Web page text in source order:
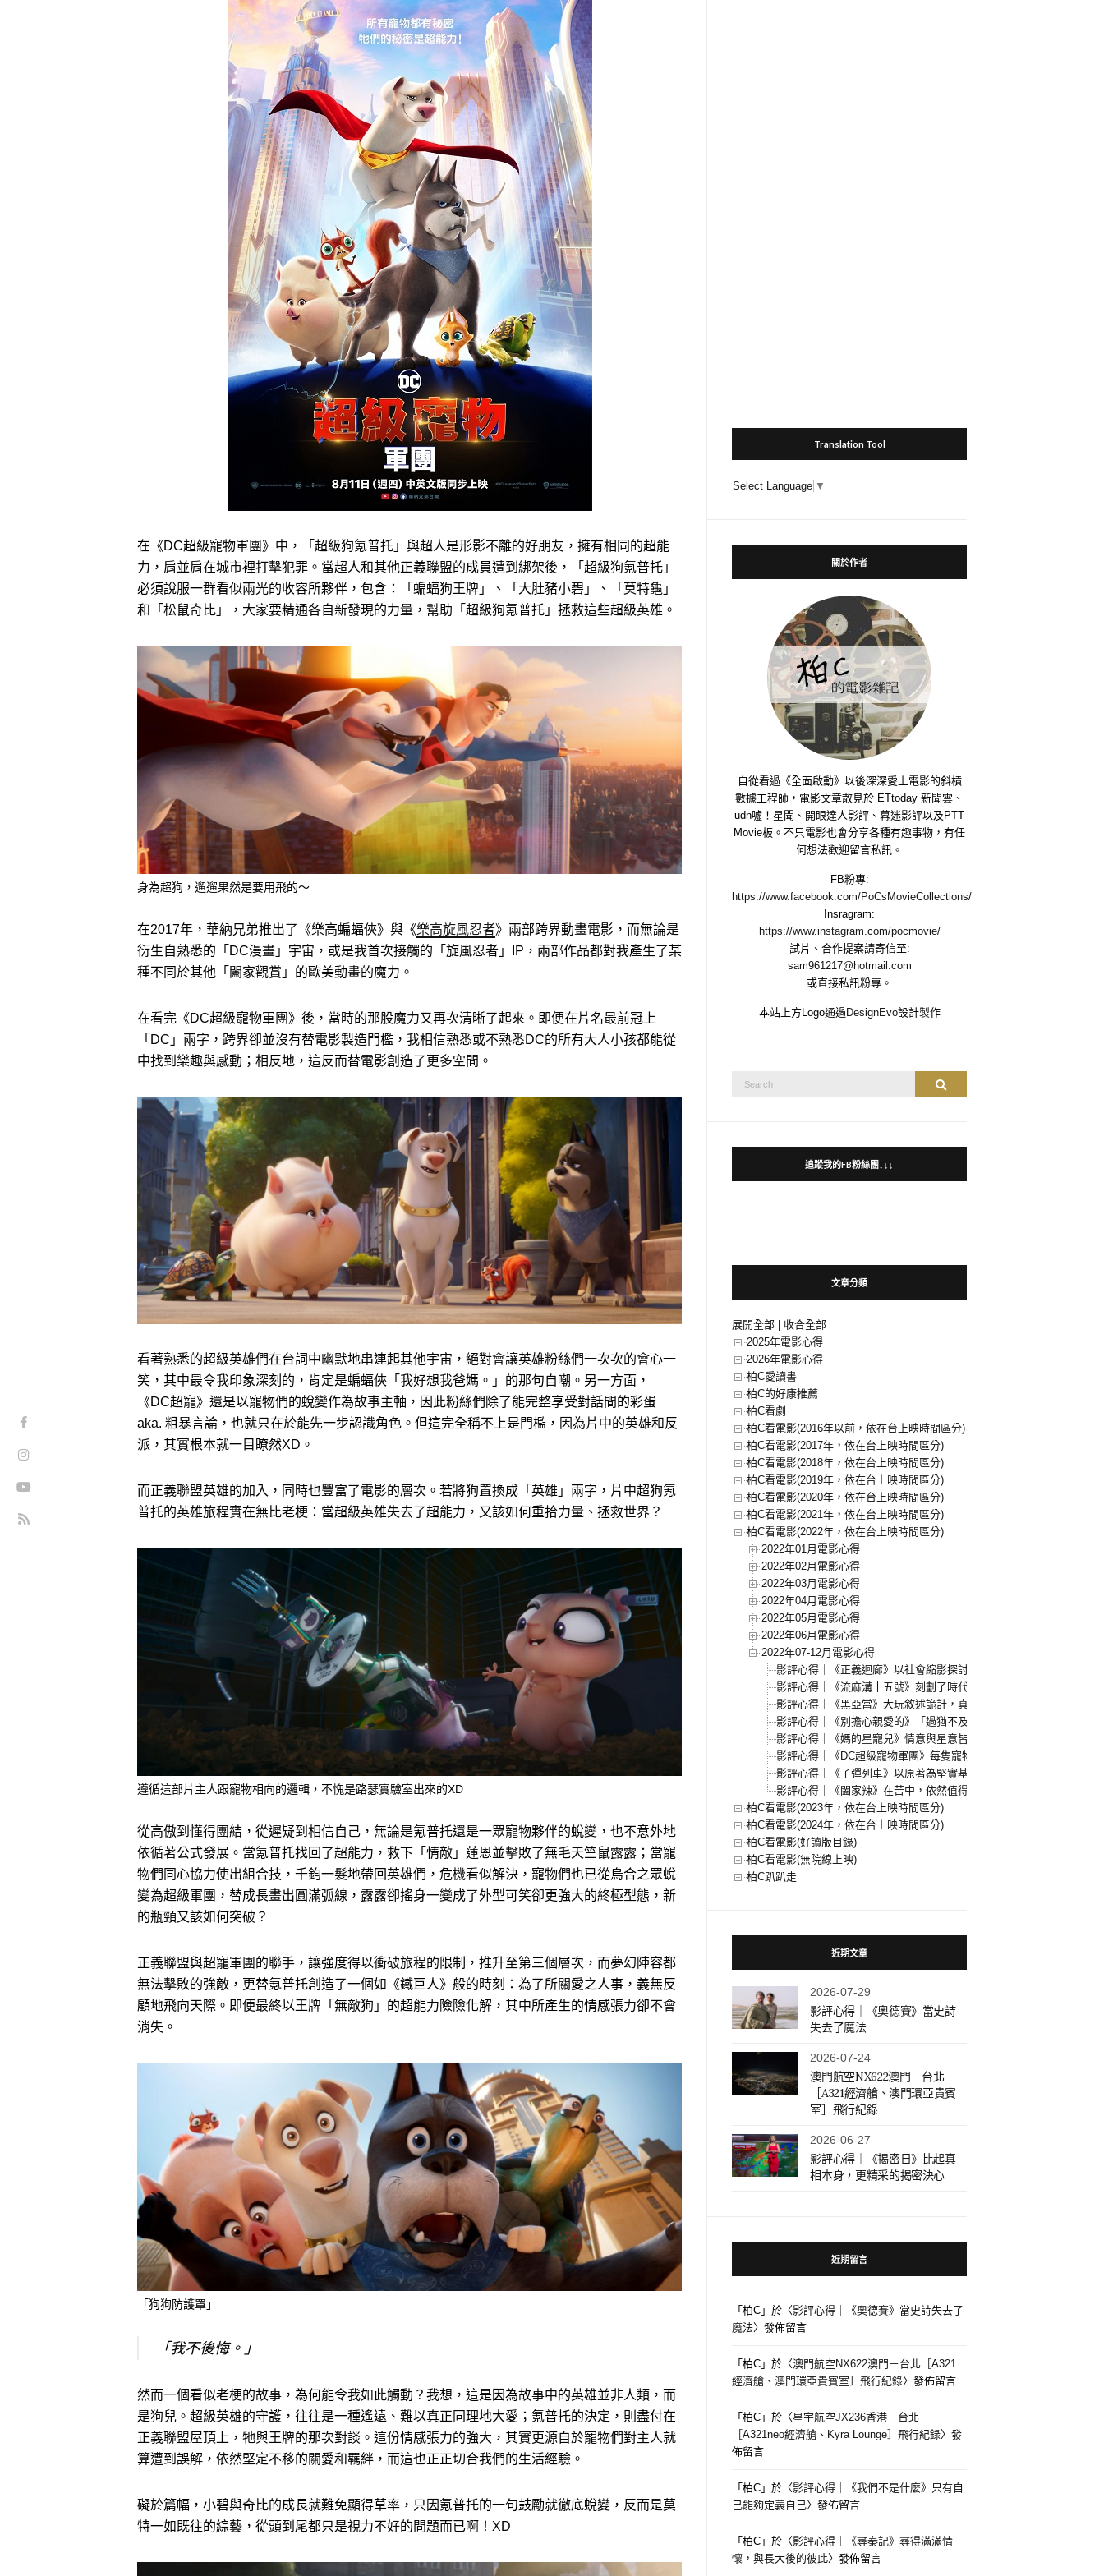
在《DC超級寵物軍團》中，「超級狗氪普托」與超人是形影不離的好朋友，擁有相同的超能
力，肩並肩在城市裡打擊犯罪。當超人和其他正義聯盟的成員遭到綁架後，「超級狗氪普托」
必須說服一群看似兩光的收容所夥伴，包含：「蝙蝠狗王牌」、「大肚豬小碧」、「莫特龜」
和「松鼠奇比」，大家要精通各自新發現的力量，幫助「超級狗氪普托」拯救這些超級英雄。
身為超狗，遛遛果然是要用飛的～
在2017年，華納兄弟推出了《樂高蝙蝠俠》與《樂高旋風忍者》兩部跨界動畫電影，而無論是
衍生自熟悉的「DC漫畫」宇宙，或是我首次接觸的「旋風忍者」IP，兩部作品都對我產生了某
種不同於其他「闔家觀賞」的歐美動畫的魔力。
在看完《DC超級寵物軍團》後，當時的那股魔力又再次清晰了起來。即便在片名最前冠上
「DC」兩字，跨界卻並沒有替電影製造門檻，我相信熟悉或不熟悉DC的所有大人小孩都能從
中找到樂趣與感動；相反地，這反而替電影創造了更多空間。
看著熟悉的超級英雄們在台詞中幽默地串連起其他宇宙，絕對會讓英雄粉絲們一次次的會心一
笑，其中最令我印象深刻的，肯定是蝙蝠俠「我好想我爸媽。」的那句自嘲。另一方面，
《DC超寵》還是以寵物們的蛻變作為故事主軸，因此粉絲們除了能完整享受對話間的彩蛋
aka. 粗暴言論，也就只在於能先一步認識角色。但這完全稱不上是門檻，因為片中的英雄和反
派，其實根本就一目瞭然XD。
而正義聯盟英雄的加入，同時也豐富了電影的層次。若將狗置換成「英雄」兩字，片中超狗氪
普托的英雄旅程實在無比老梗：當超級英雄失去了超能力，又該如何重拾力量、拯救世界？
遵循這部片主人跟寵物相向的邏輯，不愧是路瑟實驗室出來的XD
從高傲到懂得團結，從遲疑到相信自己，無論是氪普托還是一眾寵物夥伴的蛻變，也不意外地
依循著公式發展。當氪普托找回了超能力，救下「情敵」蓮恩並擊敗了無毛天竺鼠露露；當寵
物們同心協力使出組合技，千鈞一髮地帶回英雄們，危機看似解決，寵物們也已從烏合之眾蛻
變為超級軍團，替成長畫出圓滿弧線，露露卻搖身一變成了外型可笑卻更強大的終極型態，新
的瓶頸又該如何突破？
正義聯盟與超寵軍團的聯手，讓強度得以衝破旅程的限制，推升至第三個層次，而夢幻陣容都
無法擊敗的強敵，更替氪普托創造了一個如《鐵巨人》般的時刻：為了所關愛之人事，義無反
顧地飛向天際。即便最終以王牌「無敵狗」的超能力險險化解，其中所產生的情感張力卻不會
消失。
「狗狗防護罩」
「我不後悔。」
然而一個看似老梗的故事，為何能令我如此觸動？我想，這是因為故事中的英雄並非人類，而
是狗兒。超級英雄的守護，往往是一種遙遠、難以真正同理地大愛；氪普托的決定，則盡付在
正義聯盟屋頂上，牠與王牌的那次對談。這份情感張力的強大，其實更源自於寵物們對主人就
算遭到誤解，依然堅定不移的關愛和羈絆，而這也正正切合我們的生活經驗。
礙於篇幅，小碧與奇比的成長就難免顯得草率，只因氪普托的一句鼓勵就徹底蛻變，反而是莫
特一如既往的綜藝，從頭到尾都只是視力不好的問題而已啊！XD
Translation Tool
Select Language ▼
關於作者
自從看過《全面啟動》以後深深愛上電影的斜槓
數據工程師，電影文章散見於 ETtoday 新聞雲、
udn噓！星聞、開眼達人影評、幕迷影評以及PTT
Movie板。不只電影也會分享各種有趣事物，有任
何想法歡迎留言私訊。
FB粉專:
https://www.facebook.com/PoCsMovieCollections/
Insragram:
https://www.instagram.com/pocmovie/
試片、合作提案請寄信至:
sam961217@hotmail.com
或直接私訊粉專。
本站上方Logo通過 DesignEvo設計製作
Search
Search
追蹤我的FB粉絲團↓↓↓
文章分類
展開全部
收合全部
2025年電影心得
2026年電影心得
柏C愛讀書
柏C的好康推薦
柏C看劇
柏C看電影(2016年以前，依在台上映時間區分)
柏C看電影(2017年，依在台上映時間區分)
柏C看電影(2018年，依在台上映時間區分)
柏C看電影(2019年，依在台上映時間區分)
柏C看電影(2020年，依在台上映時間區分)
柏C看電影(2021年，依在台上映時間區分)
柏C看電影(2022年，依在台上映時間區分)
2022年01月電影心得
2022年02月電影心得
2022年03月電影心得
2022年04月電影心得
2022年05月電影心得
2022年06月電影心得
2022年07-12月電影心得
影評心得｜《正義迴廊》以社會縮影探討何謂公義
影評心得｜《流麻溝十五號》刻劃了時代，但模糊了人物
影評心得｜《黑亞當》大玩敘述詭計，真實存在的坎達克之心
影評心得｜《別擔心親愛的》「過猶不及」的雙面樂土
影評心得｜《媽的星寵兒》情意與星意皆滿滿［阿媽有咗第二個］
影評心得｜《DC超級寵物軍團》每隻寵物，都是主人們的超級英雄
影評心得｜《子彈列車》以原著為堅實基礎，高立體度的文字映像化
影評心得｜《闔家辣》在苦中，依然值得作樂
柏C看電影(2023年，依在台上映時間區分)
柏C看電影(2024年，依在台上映時間區分)
柏C看電影(好讀版目錄)
柏C看電影(無院線上映)
柏C趴趴走
近期文章
2026-07-29
影評心得｜《奧德賽》當史詩
失去了魔法
2026-07-24
澳門航空NX622澳門－台北
［A321經濟艙、澳門環亞貴賓
室］飛行紀錄
2026-06-27
影評心得｜《揭密日》比起真
相本身，更精采的揭密決心
近期留言
「柏C 」於〈影評心得｜《奧德賽》當史詩失去了
魔法〉發佈留言
「柏C 」於〈澳門航空NX622澳門－台北［A321
經濟艙、澳門環亞貴賓室］飛行紀錄〉發佈留言
「柏C 」於〈星宇航空JX236香港－台北
［A321neo經濟艙、Kyra Lounge］飛行紀錄〉發
佈留言
「柏C 」於〈影評心得｜《我們不是什麼》只有自
己能夠定義自己〉發佈留言
「柏C 」於〈影評心得｜《尋秦記》尋得滿滿情
懷，與長大後的彼此〉發佈留言